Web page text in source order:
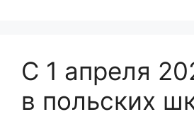
С 1 апреля
в польских